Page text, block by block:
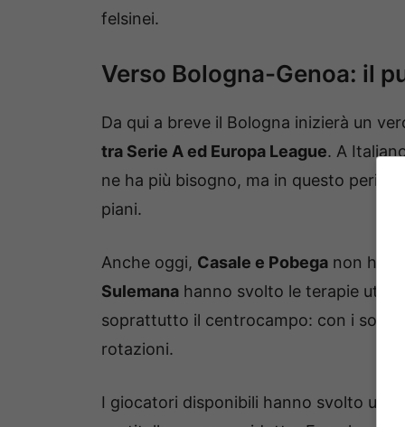
felsinei.
Verso Bologna-Genoa: il
Da qui a breve il Bologna inizierà un
tra Serie A ed Europa League. A
ne ha più bisogno, ma in questo
piani.
Anche oggi, Casale e Pobega non
Sulemana hanno svolto le terapie utili
soprattutto il centrocampo: con i soli
rotazioni.
I giocatori disponibili hanno svolto una